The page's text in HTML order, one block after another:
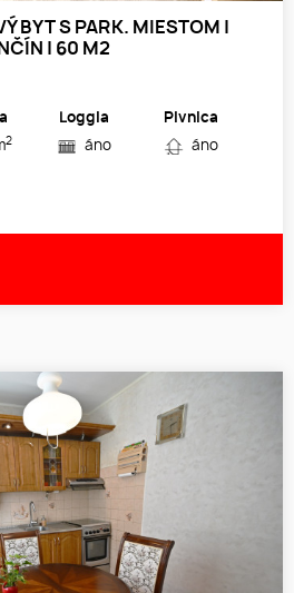
BYT S PARK. MIESTOM |
| 60 M2
2
Loggia
áno
Pivnica
áno